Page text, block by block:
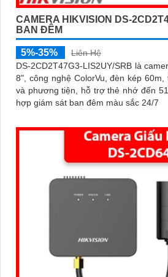
CAMERA HIKVISION DS-
BAN ĐÊM
5%-35%
Liên Hệ
DS-2CD2T47G3-LIS2UY/SRB là
8", công nghệ ColorVu, đèn kép
và phương tiện, hỗ trợ thẻ nhớ đến
hợp giám sát ban đêm màu sắc 24/7